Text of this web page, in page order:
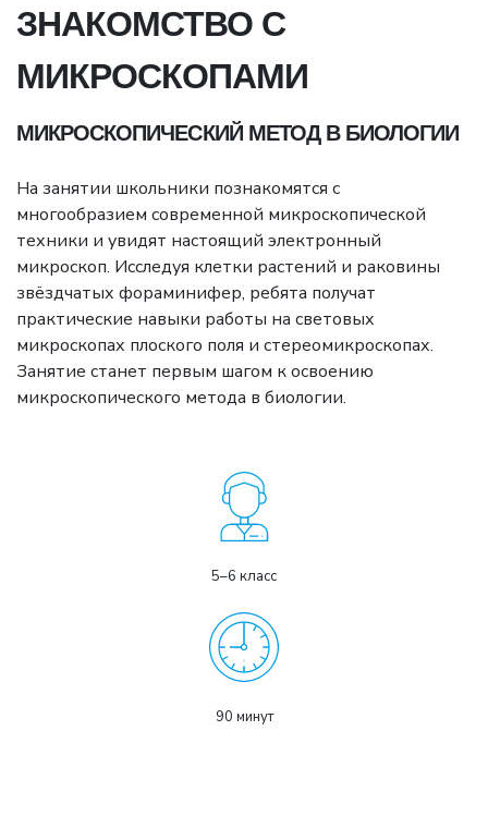
ЗНАКОМСТВО С
МИКРОСКОПАМИ
МИКРОСКОПИЧЕСКИЙ МЕТОД В БИОЛОГИИ
На занятии школьники познакомятся с
многообразием современной микроскопической
техники и увидят настоящий электронный
микроскоп. Исследуя клетки растений и раковины
звёздчатых фораминифер, ребята получат
практические навыки работы на световых
микроскопах плоского поля и стереомикроскопах.
Занятие станет первым шагом к освоению
микроскопического метода в биологии.
5–6 класс
90 минут